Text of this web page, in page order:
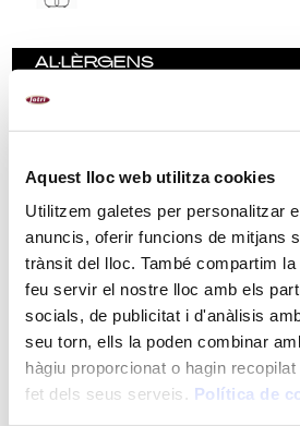
Aquest lloc web utilitza cookies
Utilitzem galetes per personalitzar
anuncis, oferir funcions de mitjans
trànsit del lloc. També compartim
feu servir el nostre lloc amb els
socials, de publicitat i d'anàlisis
seu torn, ells la poden combinar
hàgiu proporcionat o hagin
fet dels seus serveis. Política de
AL·LÈRGENS
Llet i els seus derivats (inclosa la
Api i productes derivats
RECOMANACIONS
INGREDIENTS
MÈTODE DE PREPARACIÓ
VALORS NUTRICIONALS